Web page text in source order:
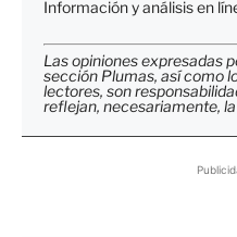
Información y análisis en
Las opiniones expresadas
sección Plumas, así como
lectores, son
reflejan, necesariamente,